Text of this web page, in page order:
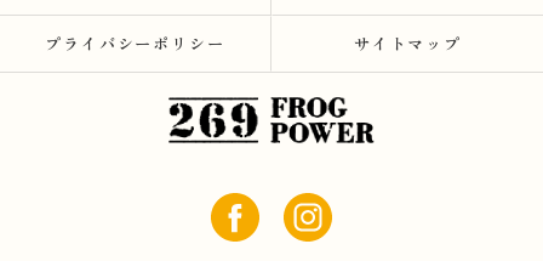
プライバシーポリシー サイトマップ